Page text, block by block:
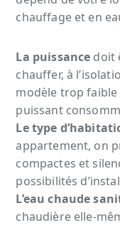
chauffage et en
La puissance doit
chauffer, à
modèle trop
puissant
Le type
appartement, on
compactes et
possibilités
L’eau chaude
chaudière elle-